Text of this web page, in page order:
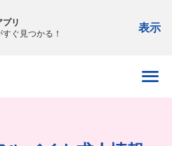
プリ
ぐ見つかる！
表示